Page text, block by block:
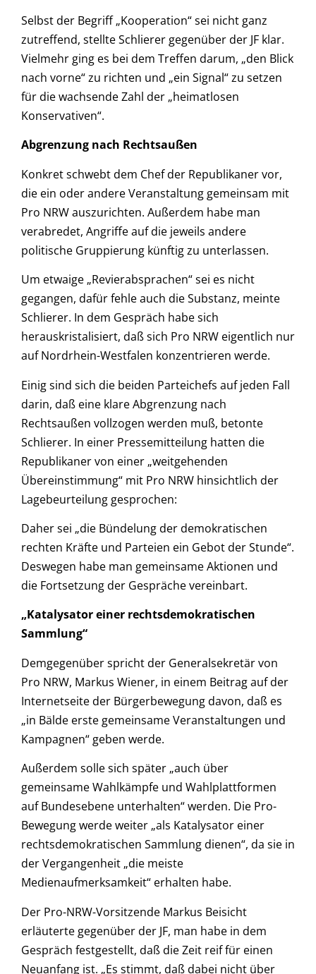
Selbst der Begriff „Kooperation“ sei nicht ganz
zutreffend, stellte Schlierer gegenüber der JF klar.
Vielmehr ging es bei dem Treffen darum, „den Blick
nach vorne“ zu richten und „ein Signal“ zu setzen
für die wachsende Zahl der „heimatlosen
Konservativen“.
Abgrenzung nach Rechtsaußen
Konkret schwebt dem Chef der Republikaner vor,
die ein oder andere Veranstaltung gemeinsam mit
Pro NRW auszurichten. Außerdem habe man
verabredet, Angriffe auf die jeweils andere
politische Gruppierung künftig zu unterlassen.
Um etwaige „Revierabsprachen“ sei es nicht
gegangen, dafür fehle auch die Substanz, meinte
Schlierer. In dem Gespräch habe sich
herauskristalisiert, daß sich Pro NRW eigentlich nur
auf Nordrhein-Westfalen konzentrieren werde.
Einig sind sich die beiden Parteichefs auf jeden Fall
darin, daß eine klare Abgrenzung nach
Rechtsaußen vollzogen werden muß, betonte
Schlierer. In einer Pressemitteilung hatten die
Republikaner von einer „weitgehenden
Übereinstimmung“ mit Pro NRW hinsichtlich der
Lagebeurteilung gesprochen:
Daher sei „die Bündelung der demokratischen
rechten Kräfte und Parteien ein Gebot der Stunde“.
Deswegen habe man gemeinsame Aktionen und
die Fortsetzung der Gespräche vereinbart.
„Katalysator einer rechtsdemokratischen
Sammlung“
Demgegenüber spricht der Generalsekretär von
Pro NRW, Markus Wiener, in einem Beitrag auf der
Internetseite der Bürgerbewegung davon, daß es
„in Bälde erste gemeinsame Veranstaltungen und
Kampagnen“ geben werde.
Außerdem solle sich später „auch über
gemeinsame Wahlkämpfe und Wahlplattformen
auf Bundesebene unterhalten“ werden. Die Pro-
Bewegung werde weiter „als Katalysator einer
rechtsdemokratischen Sammlung dienen“, da sie in
der Vergangenheit „die meiste
Medienaufmerksamkeit“ erhalten habe.
Der Pro-NRW-Vorsitzende Markus Beisicht
erläuterte gegenüber der JF, man habe in dem
Gespräch festgestellt, daß die Zeit reif für einen
Neuanfang ist. „Es stimmt, daß dabei nicht über